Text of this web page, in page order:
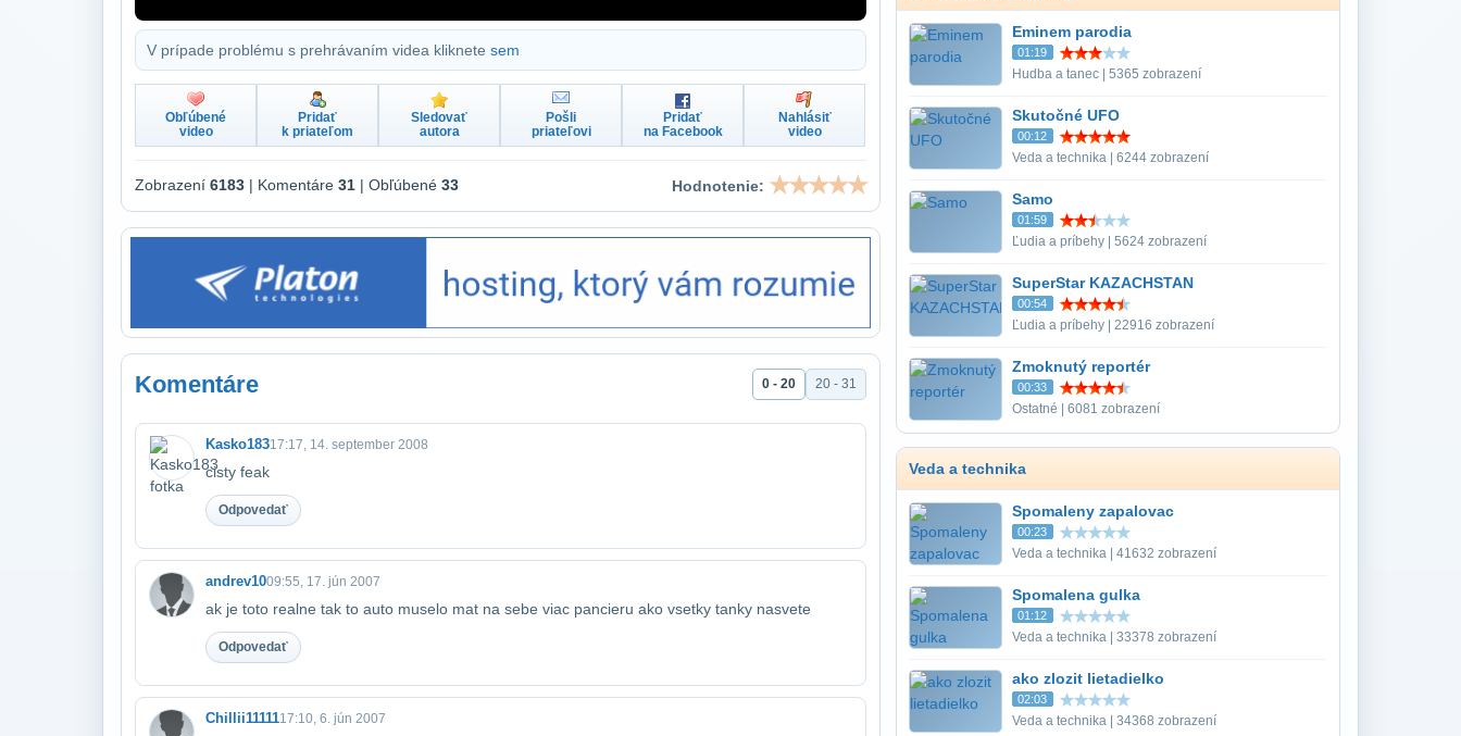
V prípade problému s prehrávaním videa kliknete sem
Obľúbené
video
Pridať
k priateľom
Sledovať
autora
Pošli
priateľovi
Pridať
na Facebook
Nahlásiť
video
Zobrazení 6183 | Komentáre 31 | Obľúbené 33 Hodnotenie:
Komentáre 0 - 20 20 - 31
Kasko18317:17, 14. september 2008
cisty feak
Odpovedať
andrev1009:55, 17. jún 2007
ak je toto realne tak to auto muselo mat na sebe viac pancieru ako vsetky tanky na​svete
Odpovedať
Chillii1111117:10, 6. jún 2007
Eminem parodia
01:19
Hudba a tanec | 5365 zobrazení
Skutočné UFO
00:12
Veda a technika | 6244 zobrazení
Samo
01:59
Ľudia a príbehy | 5624 zobrazení
SuperStar KAZACHSTAN
00:54
Ľudia a príbehy | 22916 zobrazení
Zmoknutý reportér
00:33
Ostatné | 6081 zobrazení
Veda a technika
Spomaleny zapalovac
00:23
Veda a technika | 41632 zobrazení
Spomalena gulka
01:12
Veda a technika | 33378 zobrazení
ako zlozit lietadielko
02:03
Veda a technika | 34368 zobrazení